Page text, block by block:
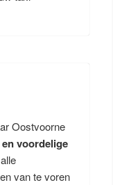
Oostvoorne
voordelige
van te voren